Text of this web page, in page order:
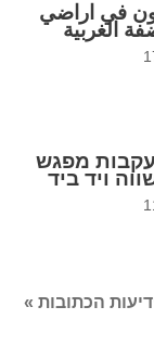
في اراضي
الغربية
מפגש
ויד ביד
הכתובות »